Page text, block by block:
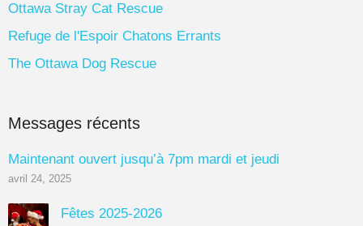
Ottawa Stray Cat Rescue
Refuge de l'Espoir Chatons Errants
The Ottawa Dog Rescue
Messages récents
Maintenant ouvert jusqu’à 7pm mardi et jeudi
avril 24, 2025
Fêtes 2025-2026